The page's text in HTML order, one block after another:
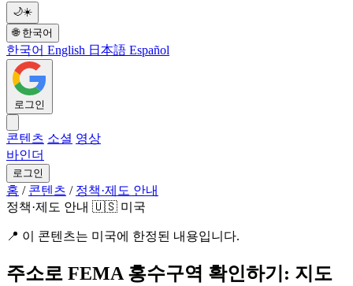
🌙☀️
🌐 한국어
한국어 English 日本語 Español
로그인
콘텐츠 소셜 영상
바인더
로그인
홈 / 콘텐츠 / 정책·제도 안내
정책·제도 안내 🇺🇸 미국
📍 이 콘텐츠는 미국에 한정된 내용입니다.
주소로 FEMA 홍수구역 확인하기: 지도